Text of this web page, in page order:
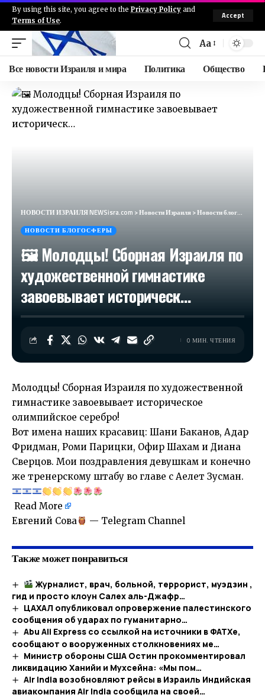
By using this site, you agree to the Privacy Policy and
Terms of Use.
Accept
Aa
Все новости Израиля и мира Политика Общество
НОВОСТИ ИЗРАИЛЯ NEWSisra.com >Новости Израиля>Новости блогосферы
НОВОСТИ БЛОГОСФЕРЫ
🖼 Молодцы! Сборная Израиля по
художественной гимнастике
завоевывает историческ…
0 МИН. ЧТЕНИЯ
Молодцы! Сборная Израиля по художественной
гимнастике завоевывает историческое
олимпийское серебро!
Вот имена наших красавиц: Шани Баканов, Адар
Фридман, Роми Парицки, Офир Шахам и Диана
Сверцов. Мои поздравления девушкам и конечно
же тренерскому штабу во главе с Аелет Зусман.
Read More
​Евгений Сова
— Telegram Channel
Также может понравиться
Журналист, врач, больной, террорист, муэдзин ,
гид и просто клоун Салех аль-Джафр…
ЦАХАЛ опубликовал опровержение палестинского
сообщения об ударах по гуманитарно…
Abu Ali Express со ссылкой на источники в ФАТХе,
сообщают о вооруженных столкновениях ме…
Министр обороны США Остин прокомментировал
ликвидацию Ханийи и Мухсейна: «Мы пом…
Air India возобновляют рейсы в Израиль Индийская
авиакомпания Air India сообщила на своей…